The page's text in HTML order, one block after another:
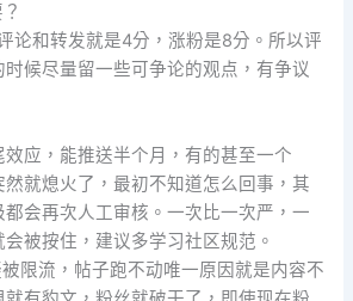
论和转发就是4分，涨粉是8分。所以评
候尽量留一些可争论的观点，有争议
应，能推送半个月，有的甚至一个
就熄火了，最初不知道怎么回事，其
会再次人工审核。一次比一次严，一
被按住，建议多学习社区规范。
限流，帖子跑不动唯一原因就是内容不